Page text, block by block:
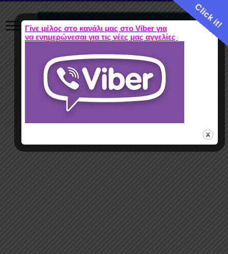
Click it!
Γίνε μέλος στο κανάλι μας στο Viber για
να ενημερώνεσαι για τις νέες μας αγγελίες